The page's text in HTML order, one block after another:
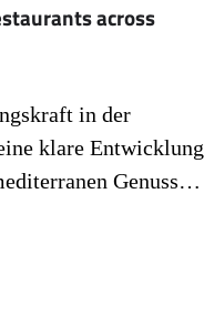
across
in der
klare Entwicklung
Genuss…